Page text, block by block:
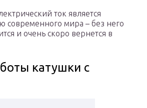
ток является
современного мира – без него
и очень скоро вернется в
катушки с